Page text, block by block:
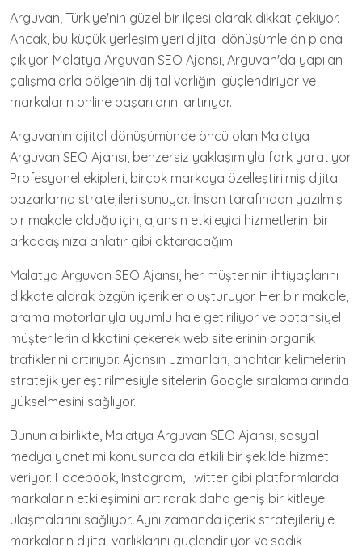
Arguvan, Türkiye'nin güzel bir ilçesi olarak dikkat çekiyor.
Ancak, bu küçük yerleşim yeri dijital dönüşümle ön plana
çıkıyor. Malatya Arguvan SEO Ajansı, Arguvan'da yapılan
çalışmalarla bölgenin dijital varlığını güçlendiriyor ve
markaların online başarılarını artırıyor.
Arguvan'ın dijital dönüşümünde öncü olan Malatya
Arguvan SEO Ajansı, benzersiz yaklaşımıyla fark yaratıyor.
Profesyonel ekipleri, birçok markaya özelleştirilmiş dijital
pazarlama stratejileri sunuyor. İnsan tarafından yazılmış
bir makale olduğu için, ajansın etkileyici hizmetlerini bir
arkadaşınıza anlatır gibi aktaracağım.
Malatya Arguvan SEO Ajansı, her müşterinin ihtiyaçlarını
dikkate alarak özgün içerikler oluşturuyor. Her bir makale,
arama motorlarıyla uyumlu hale getiriliyor ve potansiyel
müşterilerin dikkatini çekerek web sitelerinin organik
trafiklerini artırıyor. Ajansın uzmanları, anahtar kelimelerin
stratejik yerleştirilmesiyle sitelerin Google sıralamalarında
yükselmesini sağlıyor.
Bununla birlikte, Malatya Arguvan SEO Ajansı, sosyal
medya yönetimi konusunda da etkili bir şekilde hizmet
veriyor. Facebook, Instagram, Twitter gibi platformlarda
markaların etkileşimini artırarak daha geniş bir kitleye
ulaşmalarını sağlıyor. Aynı zamanda içerik stratejileriyle
markaların dijital varlıklarını güçlendiriyor ve sadık